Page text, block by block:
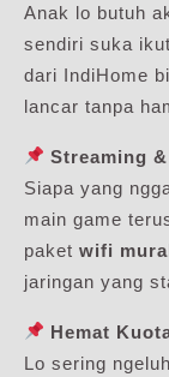
Anak lo butuh
sendiri suka
dari IndiHome
lancar tanpa
Streaming
Siapa yang
main game
paket wifi
jaringan yang
Hemat
Lo sering